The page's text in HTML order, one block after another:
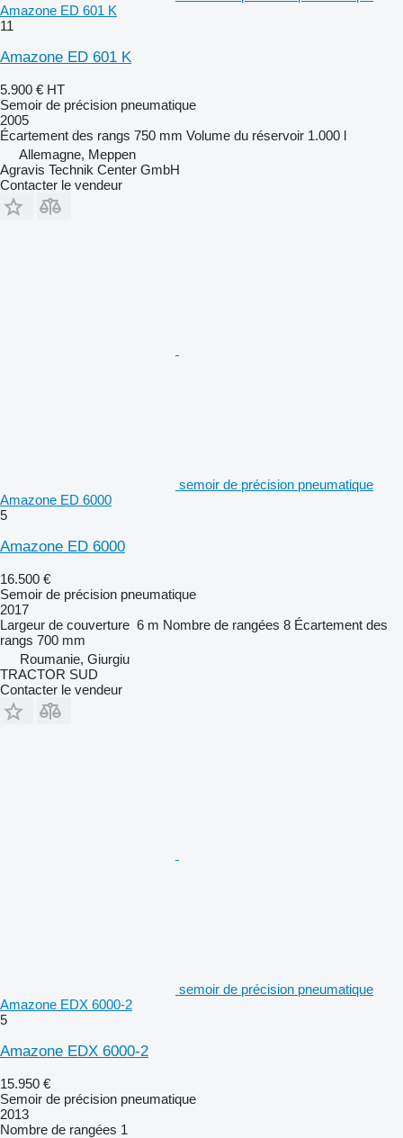
Amazone ED 601 K
11
Amazone ED 601 K
5.900 € HT
Semoir de précision pneumatique
2005
Écartement des rangs 750 mm Volume du réservoir 1.000 l
Allemagne, Meppen
Agravis Technik Center GmbH
Contacter le vendeur
semoir de précision pneumatique
Amazone ED 6000
5
Amazone ED 6000
16.500 €
Semoir de précision pneumatique
2017
Largeur de couverture 6 m Nombre de rangées 8 Écartement des
rangs 700 mm
Roumanie, Giurgiu
TRACTOR SUD
Contacter le vendeur
semoir de précision pneumatique
Amazone EDX 6000-2
5
Amazone EDX 6000-2
15.950 €
Semoir de précision pneumatique
2013
Nombre de rangées 1